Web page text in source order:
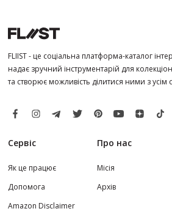
FLIIST - це соціальна платформа-каталог
надає зручний інструментарій для
та створює можливість ділитися ними з усім
Сервіс
Як це працює
Допомога
Amazon Disclaimer
Про нас
Місія
Архів